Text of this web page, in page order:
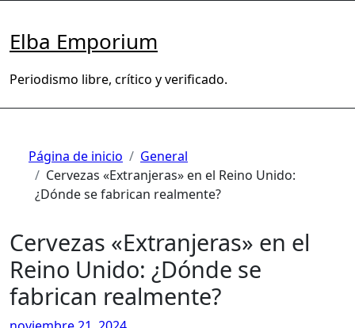
contenido
Elba Emporium
Periodismo libre, crítico y verificado.
Página de inicio
General
Cervezas «Extranjeras» en el Reino Unido:
¿Dónde se fabrican realmente?
Cervezas «Extranjeras» en el
Reino Unido: ¿Dónde se
fabrican realmente?